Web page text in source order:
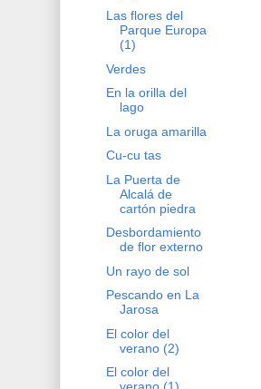
Las flores del
Parque Europa
(1)
Verdes
En la orilla del
lago
La oruga amarilla
Cu-cu tas
La Puerta de
Alcalá de
cartón piedra
Desbordamiento
de flor externo
Un rayo de sol
Pescando en La
Jarosa
El color del
verano (2)
El color del